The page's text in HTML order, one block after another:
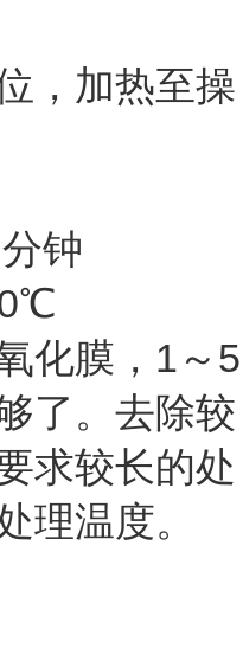
，加热至操
钟
化膜，1～5
了。去除较
求较长的处
理温度。